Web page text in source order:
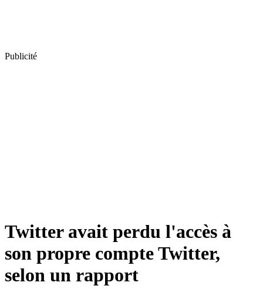
Publicité
Twitter avait perdu l'accès à
son propre compte Twitter,
selon un rapport